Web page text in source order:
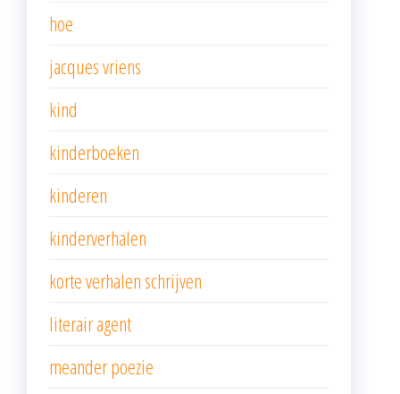
hoe
jacques vriens
kind
kinderboeken
kinderen
kinderverhalen
korte verhalen schrijven
literair agent
meander poezie